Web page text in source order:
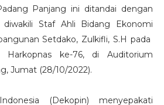
Panjang ini ditandai dengan
diwakili Staf Ahli Bidang Ekonomi
Setdako, Zulkifli, S.H pada
Harkopnas ke-76, di Auditorium
Jumat (28/10/2022).
(Dekopin) menyepakati